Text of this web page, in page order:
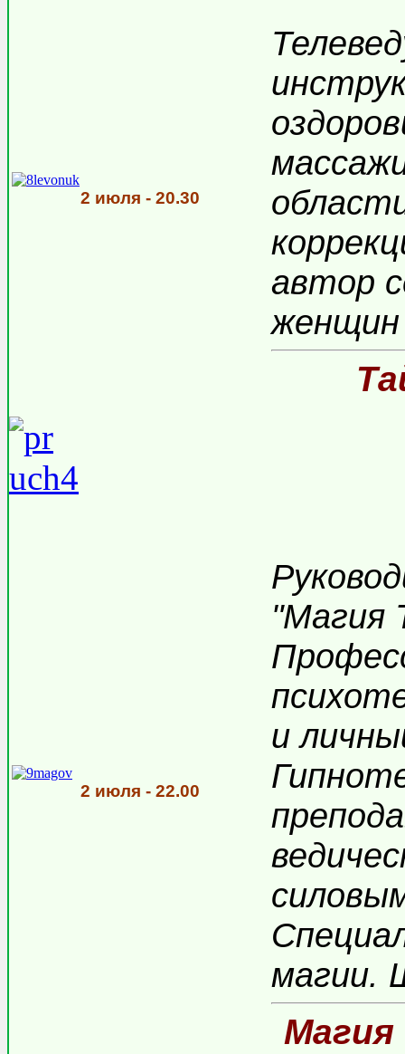
2 июля - 20.30
автор
женщин
2 июля - 22.00
"Магия
и
Магия